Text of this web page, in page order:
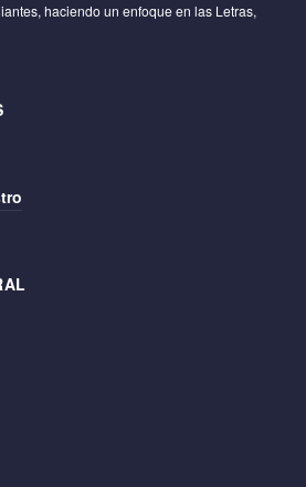
haciendo un enfoque en las Letras,